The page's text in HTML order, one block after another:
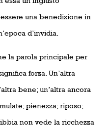
una benedizione in
d’invidia.
la parola principale per
forza. Un’altra
bene; un’altra ancora
pienezza; riposo;
non vede la ricchezza